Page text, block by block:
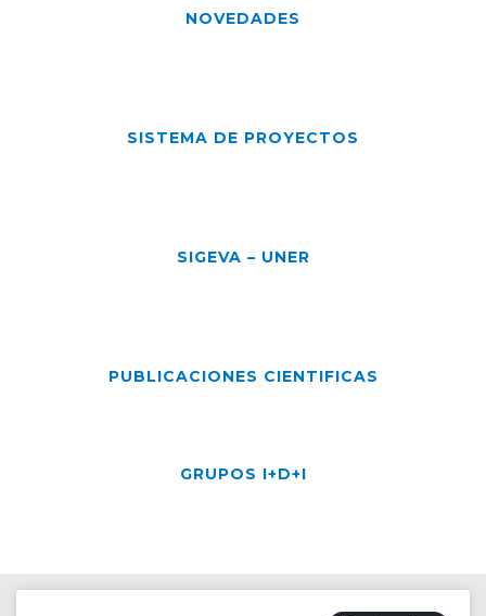
NOVEDADES
SISTEMA DE PROYECTOS
SIGEVA – UNER
PUBLICACIONES CIENTIFICAS
GRUPOS I+D+I